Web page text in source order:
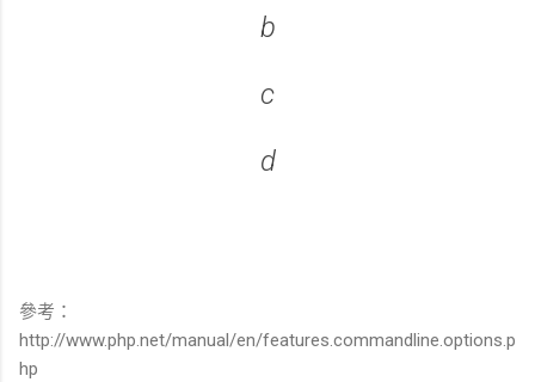
b
c
d
參考：
http://www.php.net/manual/en/features.commandline.options.p
hp